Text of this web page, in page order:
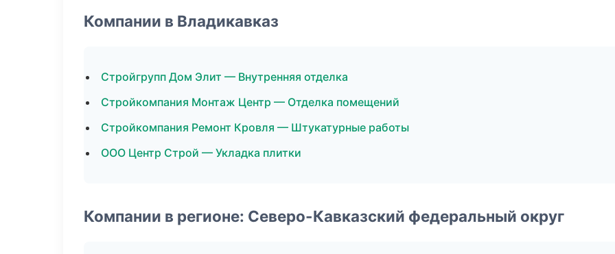
Компании в Владикавказ
Стройгрупп Дом Элит — Внутренняя отделка
Стройкомпания Монтаж Центр — Отделка помещений
Стройкомпания Ремонт Кровля — Штукатурные работы
ООО Центр Строй — Укладка плитки
Компании в регионе: Северо-Кавказский федеральный округ